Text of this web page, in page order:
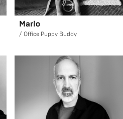
Marlo
Of­fice Puppy Buddy